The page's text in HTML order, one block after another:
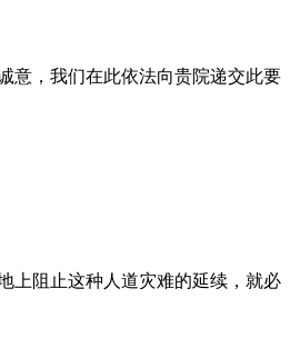
意，我们在此依法向贵院递交此要
上阻止这种人道灾难的延续，就必